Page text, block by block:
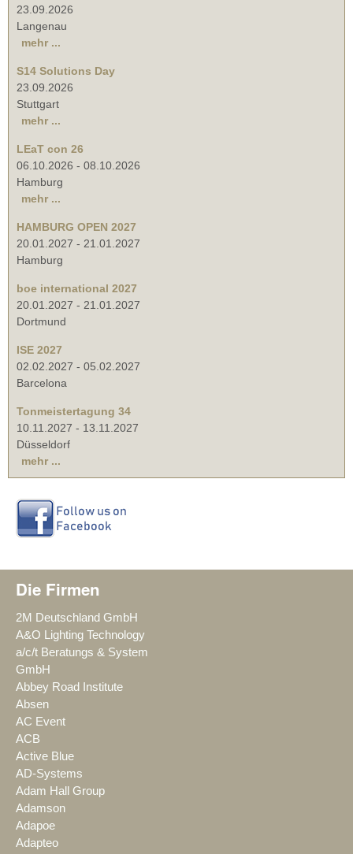
23.09.2026
Langenau
mehr ...
S14 Solutions Day
23.09.2026
Stuttgart
mehr ...
LEaT con 26
06.10.2026 - 08.10.2026
Hamburg
mehr ...
HAMBURG OPEN 2027
20.01.2027 - 21.01.2027
Hamburg
boe international 2027
20.01.2027 - 21.01.2027
Dortmund
ISE 2027
02.02.2027 - 05.02.2027
Barcelona
Tonmeistertagung 34
10.11.2027 - 13.11.2027
Düsseldorf
mehr ...
Die Firmen
2M Deutschland GmbH
A&O Lighting Technology
a/c/t Beratungs & System
GmbH
Abbey Road Institute
Absen
AC Event
ACB
Active Blue
AD-Systems
Adam Hall Group
Adamson
Adapoe
Adapteo